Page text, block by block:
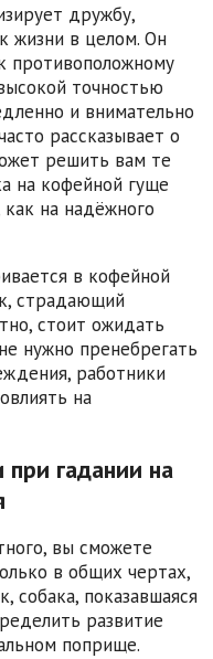
дружбу,
жизни в целом. Он
противоположному
точностью
и внимательно
рассказывает о
решить вам те
на кофейной гуще
на надёжного
в кофейной
страдающий
стоит ожидать
нужно пренебрегать
работники
на
при гадании на
вы сможете
в общих чертах,
собака, показавшаяся
развитие
поприще.